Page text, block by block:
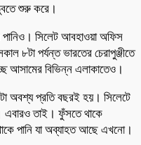
শুরু করে।
পানিও। সিলেট আবহাওয়া অফিস
৮টা পর্যন্ত ভারতের চেরাপুঞ্জীতে
আসামের বিভিন্ন এলাকাতেও।
অবশ্য প্রতি বছরই হয়। সিলেটে
এবারও তাই। ফুঁসতে থাকে
পানি যা অব্যাহত আছে এখনো।